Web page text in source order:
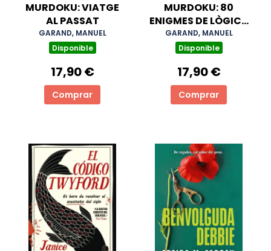
MURDOKU: VIATGE
AL PASSAT
GARAND, MANUEL
Disponible
17,90 €
Comprar
MURDOKU: 80
ENIGMES DE LÒGICA
I ASSASSINATS
GARAND, MANUEL
Disponible
17,90 €
Comprar